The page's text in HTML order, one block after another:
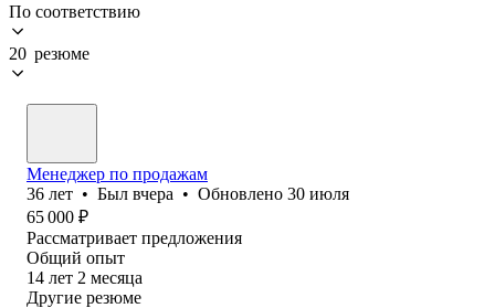
По соответствию
20 резюме
Менеджер по продажам
36 лет • Был вчера • Обновлено 30 июля
65 000 ₽
Рассматривает предложения
Общий опыт
14 лет 2 месяца
Другие резюме